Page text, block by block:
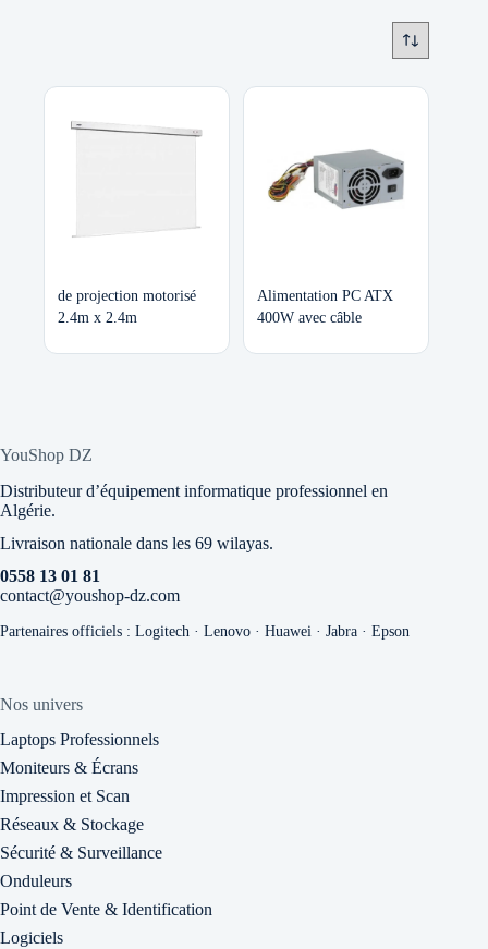
de projection motorisé
2.4m x 2.4m
Alimentation PC ATX
400W avec câble
YouShop DZ
Distributeur d’équipement informatique professionnel en
Algérie.
Livraison nationale dans les 69 wilayas.
0558 13 01 81
contact@youshop-dz.com
Partenaires officiels : Logitech · Lenovo · Huawei · Jabra · Epson
Nos univers
Laptops Professionnels
Moniteurs & Écrans
Impression et Scan
Réseaux & Stockage
Sécurité & Surveillance
Onduleurs
Point de Vente & Identification
Logiciels